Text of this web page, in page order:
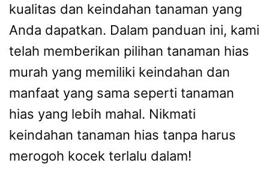
kualitas dan keindahan tanaman yang
Anda dapatkan. Dalam panduan ini, kami
telah memberikan pilihan tanaman hias
murah yang memiliki keindahan dan
manfaat yang sama seperti tanaman
hias yang lebih mahal. Nikmati
keindahan tanaman hias tanpa harus
merogoh kocek terlalu dalam!